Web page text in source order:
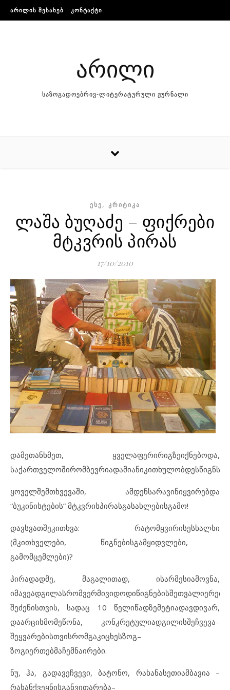
Skip to content
ᲐᲠᲘᲚᲘᲡ ᲨᲔᲡᲐᲮᲔᲑ ᲙᲝᲜᲢᲐᲥᲢᲘ
არილი
საზოგადოებრივ-ლიტერატურული ჟურნალი
ᲔᲡᲔ, ᲙᲠᲘᲢᲘᲙᲐ
ლაშა ბუღაძე – ფიქრები
მტკვრის პირას
17/10/2010
დამეთანხმეთ, ყველაფერირიგზეიქნებოდა,
საქართველოშირომბევრიადამიანიკითხულობდესწიგნს
ყოველშემთხვევაში, ამდენსარავინიყვირებდა
“ბუკინისტების” მტკვრისპირასგასახლებისგამო!
დავსვათშეკითხვა: რატომყვირისესხალხი
(მკითხველები, წიგნებისგამყიდვლები,
გამომცემლები)?
პირადადმე, მაგალითად, ისარმესიამოვნა,
იმავეადგილასრომვერმივიდოდიწიგნებისშეთვალიერება
შეძენისთვის, სადაც 10 წელიწადზემეტიადავდივარ,
დაარცისმომეწონა, კონკრეტულიადგილისშეჩვევა–
შეყვარებისთვისრომგაკიცხესზოგ–
ზოგიერთებმაჩემნაირები.
ნუ,ჰა, გადავეჩვევი,ბატონო, რახანასეთიამბავია –
რახანქვეყნისგანვითარება–